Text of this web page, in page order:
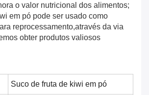
o valor nutricional dos alimentos;
em pó pode ser usado como
reprocessamento,através da via
obter produtos valiosos
Suco de fruta de kiwi em pó